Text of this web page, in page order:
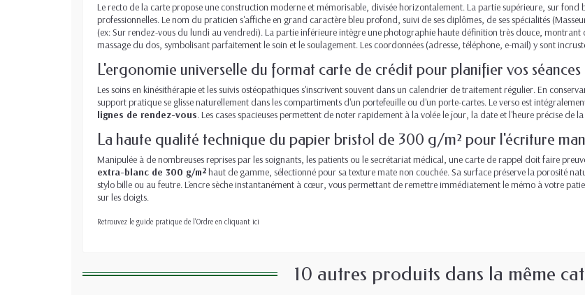
Le recto de la carte propose une construction moderne et mémorisable, divisée horizontalement. La partie supérieure, sur
professionnelles. Le nom du praticien s'affiche en grand caractère bleu profond, suivi de ses diplômes, de ses spécialités
(ex: Sur rendez-vous du lundi au vendredi). La partie inférieure intègre une photographie haute définition très douce,
massage du dos, symbolisant parfaitement le soin et le soulagement. Les coordonnées (adresse, téléphone, e-mail) y sont
L'ergonomie universelle du format carte de crédit pour planifier vos séances
Les soins en kinésithérapie et les suivis ostéopathiques s'inscrivent souvent dans un calendrier de traitement régulier. En
support pratique se glisse naturellement dans les compartiments d'un portefeuille ou d'un porte-cartes. Le verso est
lignes de rendez-vous. Les cases spacieuses permettent de noter rapidement à la volée le jour, la date et l'heure précise de
La haute qualité technique du papier bristol de 300 g/m² pour l'écriture
Manipulée à de nombreuses reprises par les soignants, les patients ou le secrétariat médical, une carte de rappel doit faire
extra-blanc de 300 g/m²haut de gamme, sélectionné pour sa texture mate non couchée. Sa surface préserve la porosité
stylo bille ou au feutre. L'encre sèche instantanément à cœur, vous permettant de remettre immédiatement le mémo à votre
sur les doigts.
Retrouvez le guide pratique de l'Ordre en cliquant ici
10 autres produits dans la même